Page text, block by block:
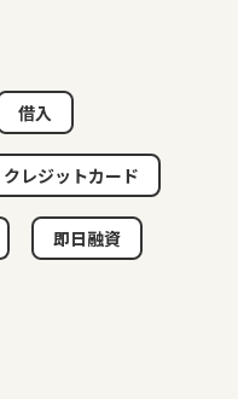
借入
クレジットカード
即日融資